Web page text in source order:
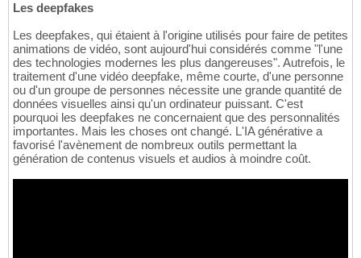
Les deepfakes
Les deepfakes, qui étaient à l'origine utilisés pour faire de petites
animations de vidéo, sont aujourd'hui considérés comme "l'une
des technologies modernes les plus dangereuses". Autrefois, le
traitement d'une vidéo deepfake, même courte, d'une personne
ou d'un groupe de personnes nécessite une grande quantité de
données visuelles ainsi qu'un ordinateur puissant. C'est
pourquoi les deepfakes ne concernaient que des personnalités
importantes. Mais les choses ont changé. L'IA générative a
favorisé l'avènement de nombreux outils permettant la
génération de contenus visuels et audios à moindre coût.